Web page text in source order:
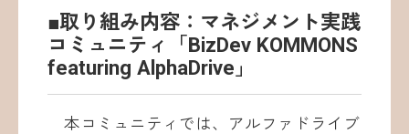
■取り組み内容：マネジメント実践
コミュニティ「BizDev KOMMONS
featuring AlphaDrive」
本コミュニティでは、アルファドライブ